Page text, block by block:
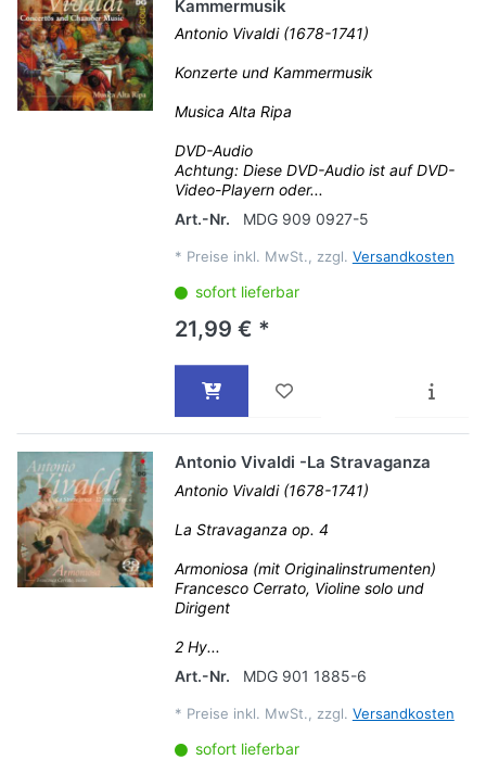
Kammermusik
Antonio Vivaldi (1678-1741)
Konzerte und Kammermusik
Musica Alta Ripa
DVD-Audio
Achtung: Diese DVD-Audio ist auf DVD-
Video-Playern oder...
Art.-Nr.
MDG 909 0927-5
* Preise inkl. MwSt., zzgl. Versandkosten
sofort lieferbar
21,99 € *
Antonio Vivaldi -La Stravaganza
Antonio Vivaldi (1678-1741)
La Stravaganza op. 4
Armoniosa (mit Originalinstrumenten)
Francesco Cerrato, Violine solo und
Dirigent
2 Hy...
Art.-Nr.
MDG 901 1885-6
* Preise inkl. MwSt., zzgl. Versandkosten
sofort lieferbar